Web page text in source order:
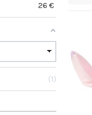
26 €
1